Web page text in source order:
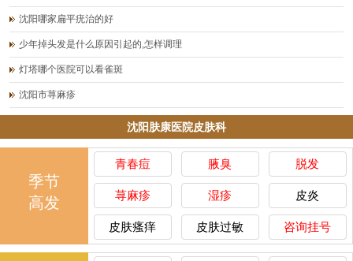
沈阳哪家扁平疣治的好
少年掉头发是什么原因引起的,怎样调理
灯塔哪个医院可以看雀斑
沈阳市荨麻疹
沈阳肤康医院皮肤科
季节
高发
青春痘 腋臭 脱发
荨麻疹 湿疹 皮炎
皮肤瘙痒 皮肤过敏 咨询挂号